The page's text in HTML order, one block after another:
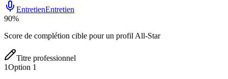
EntretienEntretien
90%
Score de complétion cible pour un profil All-Star
Titre professionnel
1Option 1